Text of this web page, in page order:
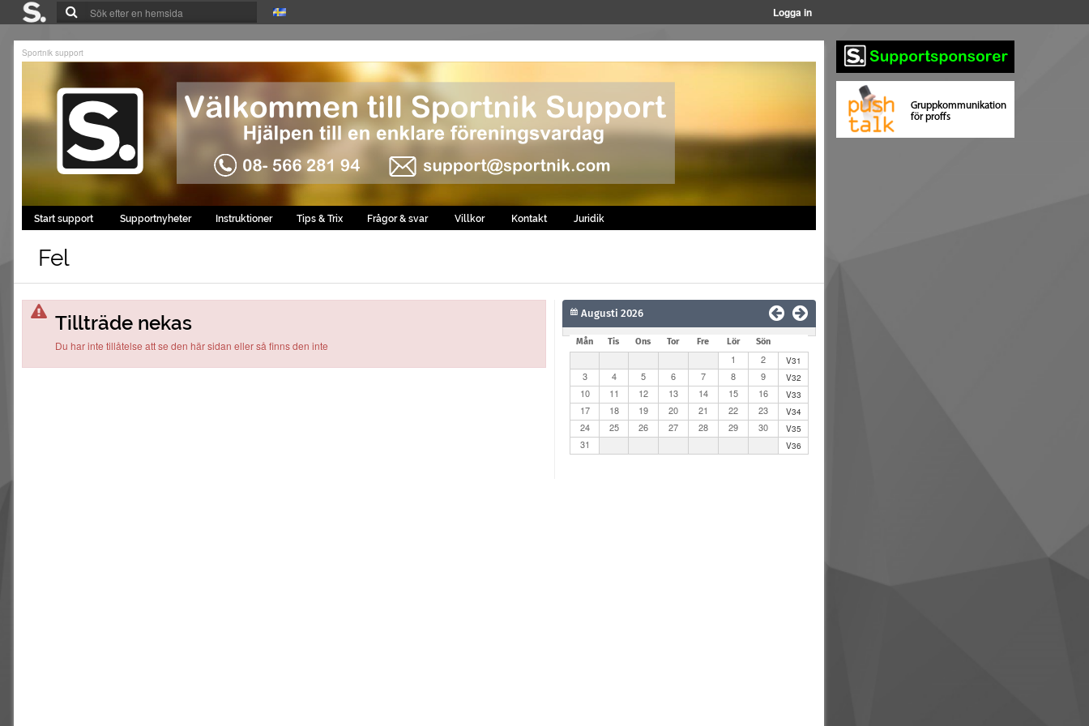
Logga in
Sportnik support
Start support Supportnyheter Instruktioner Tips & Trix Frågor & svar Villkor Kontakt Juridik
Fel
Tillträde nekas
Du har inte tillåtelse att se den här sidan eller så finns den inte Mån Tis Ons Tor Fre Lör Sön
1 2 V31
3 4 5 6 7 8 9 V32
10 11 12 13 14 15 16 V33
17 18 19 20 21 22 23 V34
24 25 26 27 28 29 30 V35
31 V36